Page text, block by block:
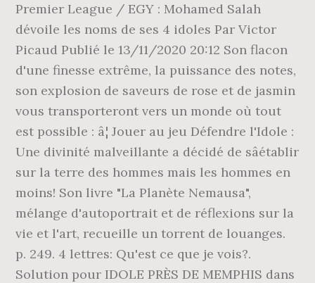
Premier League / EGY : Mohamed Salah
dévoile les noms de ses 4 idoles Par Victor
Picaud Publié le 13/11/2020 20:12 Son flacon
d'une finesse extrême, la puissance des notes,
son explosion de saveurs de rose et de jasmin
vous transporteront vers un monde où tout
est possible : â¦ Jouer au jeu Défendre l'Idole :
Une divinité malveillante a décidé de sâétablir
sur la terre des hommes mais les hommes en
moins! Son livre "La Planète Nemausa",
mélange d'autoportrait et de réflexions sur la
vie et l'art, recueille un torrent de louanges.
p. 249. 4 lettres: Qu'est ce que je vois?.
Solution pour IDOLE PRÈS DE MEMPHIS dans